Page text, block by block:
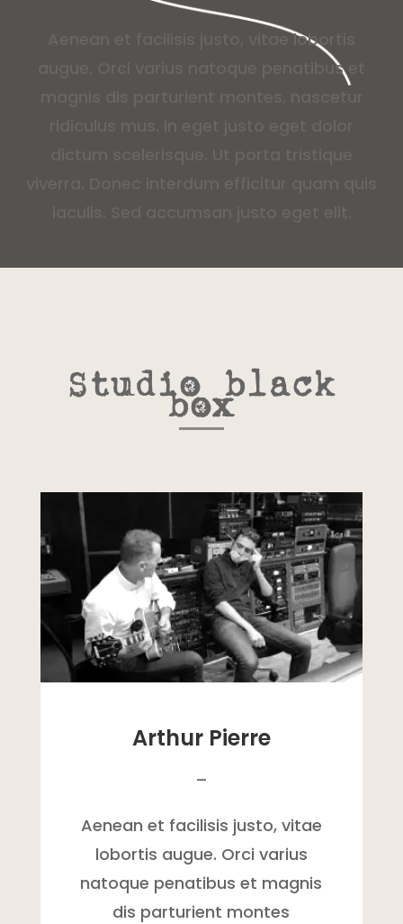
Aenean et facilisis justo, vitae lobortis
augue. Orci varius natoque penatibus et
Studio black
box
Arthur Pierre
–
Aenean et facilisis justo, vitae
lobortis augue. Orci varius
natoque penatibus et magnis
dis parturient montes